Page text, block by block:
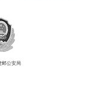
邺公安局